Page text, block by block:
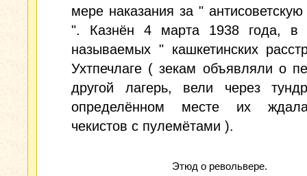
мере наказания за "
". Казнён 4 марта 1938 года, в
называемых " кашкетинских
Ухтпечлаге ( зекам объявляли о
другой лагерь, вели через
определённом месте их
чекистов с пулемётами ).
Этюд о револьвере.